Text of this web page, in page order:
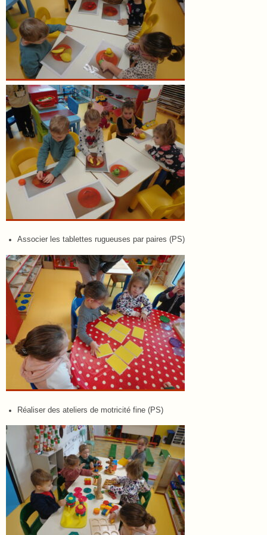
Associer les tablettes rugueuses par paires (PS)
Réaliser des ateliers de motricité fine (PS)